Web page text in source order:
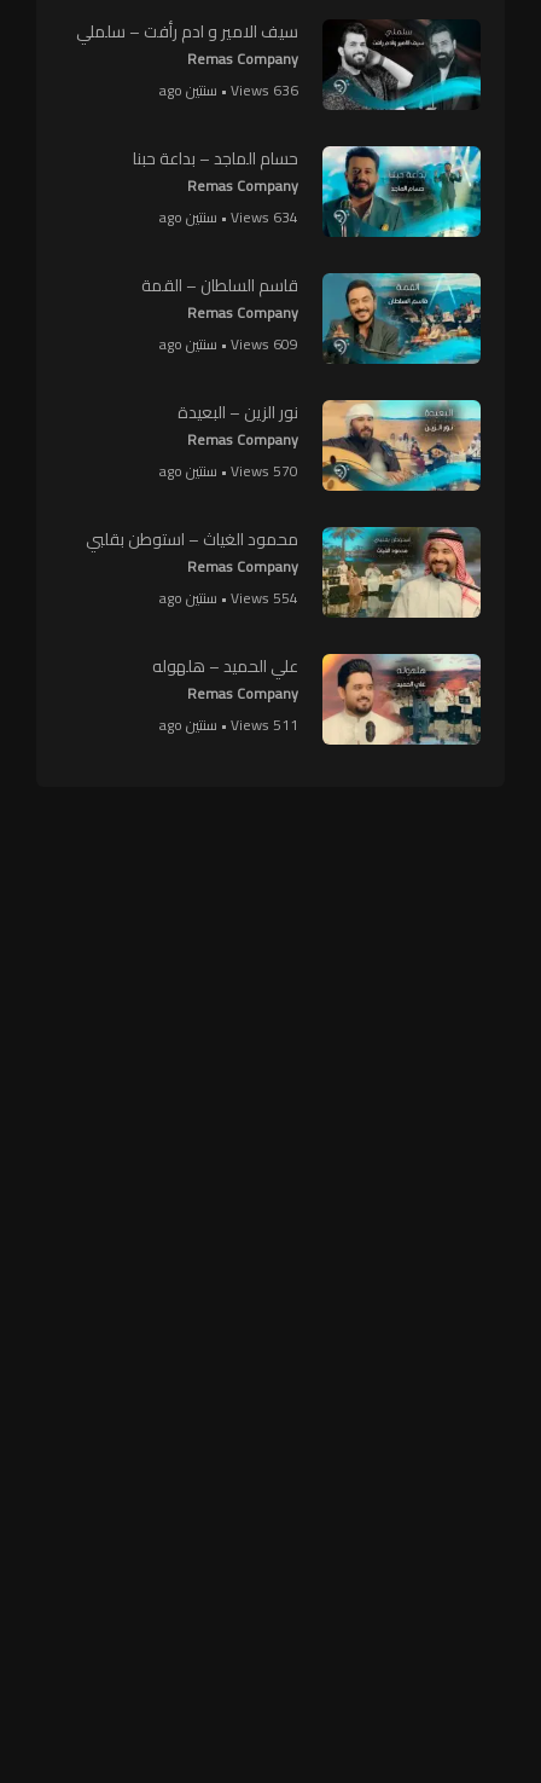
سيف الامير و ادم رأفت – سلملي
Remas Company
636 Views • سنتين ago
حسام الماجد – بداعة حبنا
Remas Company
634 Views • سنتين ago
قاسم السلطان – القمة
Remas Company
609 Views • سنتين ago
نور الزين – البعيدة
Remas Company
570 Views • سنتين ago
محمود الغياث – استوطن بقلبي
Remas Company
554 Views • سنتين ago
علي الحميد – هلهوله
Remas Company
511 Views • سنتين ago